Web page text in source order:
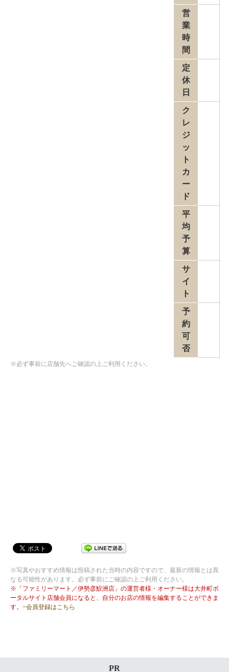
営
業
時
間
定
休
日
ク
レ
ジ
ッ
ト
カ
ー
ド
平
均
予
算
サ
イ
ト
予
約
可
否
※必ず事前に店舗先へご確認の上ご利用ください。
※写真やおすすめ情報は投稿された当時の内容ですので、最新の情報とは異
なる可能性があります。必ず事前にご確認の上ご利用ください。
※「ファミリーマート／伊勢彦鮫洲店」の運営者様・オーナー様は大井町ポ
ータルサイト店舗会員になると、自分のお店の情報を編集することができま
す。 >会員登録はこちら
PR